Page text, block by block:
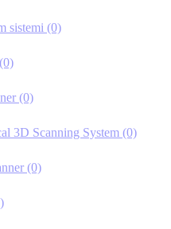
sistemi (0)
(0)
(0)
3D Scanning System (0)
(0)